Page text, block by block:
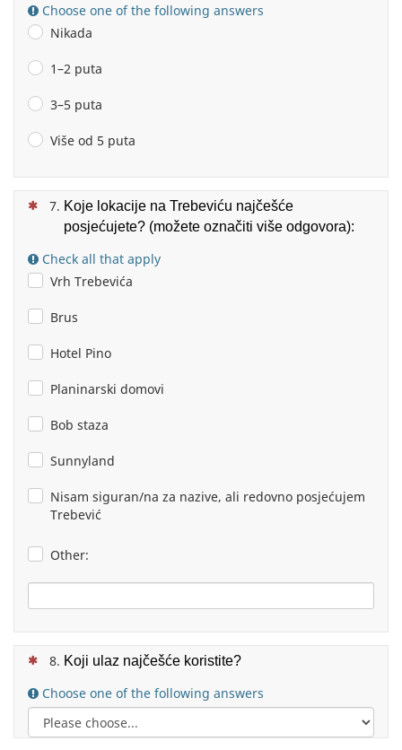
Choose one of the following answers
Nikada
1–2 puta
3–5 puta
Više od 5 puta
(This question is mandatory)
Koje lokacije na Trebeviću najčešće
posjećujete? (možete označiti više odgovora):
Check all that apply
Vrh Trebevića
Brus
Hotel Pino
Planinarski domovi
Bob staza
Sunnyland
Nisam siguran/na za nazive, ali redovno posjećujem
Trebević
Other:
(This question is mandatory)
Koji ulaz najčešće koristite?
Choose one of the following answers